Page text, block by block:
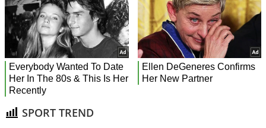
SPORT TREND